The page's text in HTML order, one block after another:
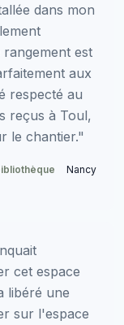
dans mon
est
aux
respecté au
reçus à Toul,
le chantier."
Nancy
cet espace
libéré une
sur l'espace